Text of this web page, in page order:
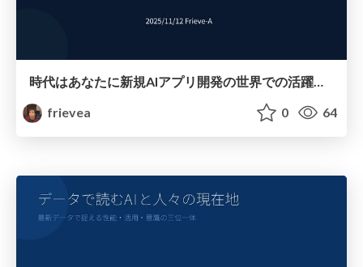
時代はあなたに新規AIアプリ開発の世界での活躍を切望している
frievea
0 64